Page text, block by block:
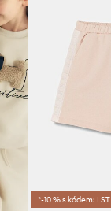
*-10 % s kódem: LST